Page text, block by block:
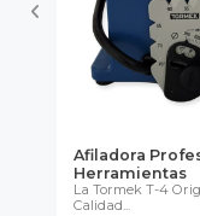
Afiladora
Herramientas
La Tormek T-4
Calidad...